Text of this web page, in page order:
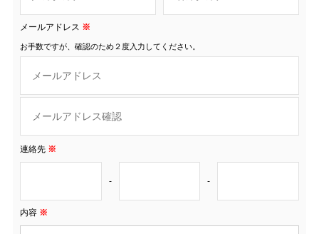
メールアドレス ※
お手数ですが、確認のため２度入力してください。
連絡先 ※
- -
内容 ※